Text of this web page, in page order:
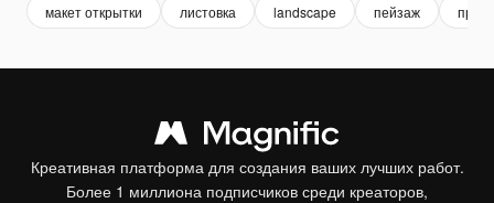
макет открытки листовка landscape пейзаж
Креативная платформа для создания ваших лучших работ.
Более 1 миллиона подписчиков среди креаторов,